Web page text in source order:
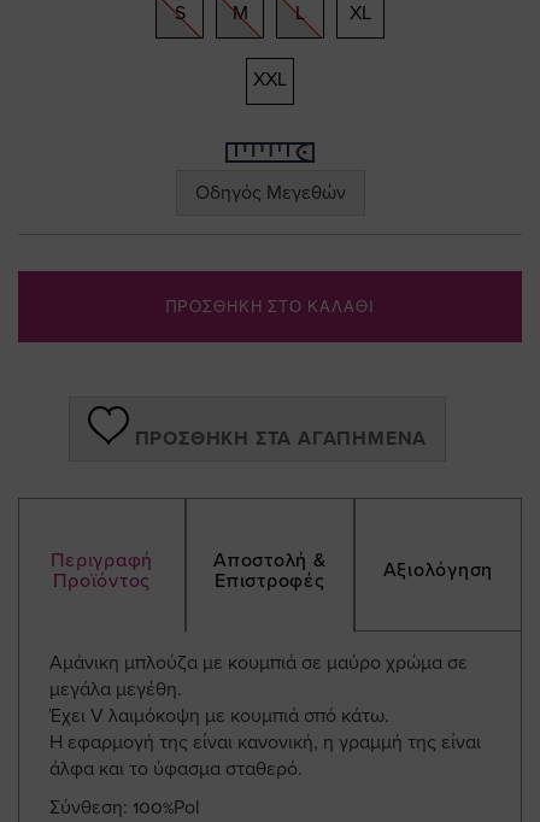
S
M L XL
XXL
Οδηγός Μεγεθών
ΠΡΟΣΘΗΚΗ ΣΤΟ ΚΑΛΑΘΙ
ΠΡΟΣΘΉΚΗ ΣΤΑ ΑΓΑΠΗΜΈΝΑ
Περιγραφή
Προϊόντος
Αποστολή &
Επιστροφές
Αξιολόγηση
Αμάνικη μπλούζα με κουμπιά σε μαύρο χρώμα σε
μεγάλα μεγέθη.
Έχει V λαιμόκοψη με κουμπιά σπό κάτω.
Η εφαρμογή της είναι κανονική, η γραμμή της είναι
άλφα και το ύφασμα σταθερό.
Σύνθεση: 100%Pol